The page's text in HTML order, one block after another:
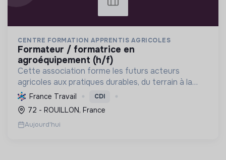
CENTRE FORMATION APPRENTIS AGRICOLES
formateur / formatrice en
agroéquipement (h/f)
Cette association forme les futurs acteurs
agricoles aux pratiques durables, du terrain à la
gestion, favorisant une transition écologique et le
renouvellement des générations via
l'apprentissage.
France Travail CDI
72 - ROUILLON, France
Aujourd'hui